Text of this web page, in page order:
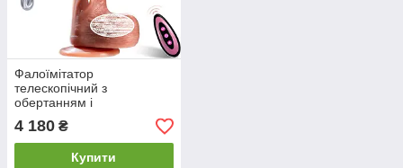
Фалоїмітатор
телескопічний з
обертанням і
вібратор фаллос з
ротацією, Dropp OPT
4 180 ₴
Купити